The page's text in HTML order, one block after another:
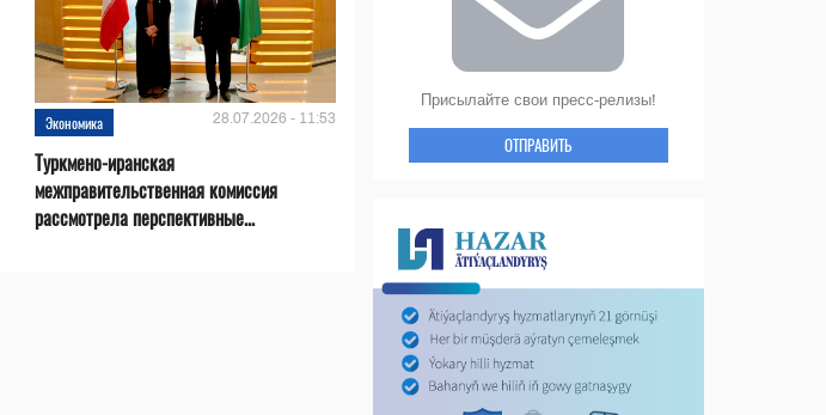
Экономика 28.07.2026 - 11:53
Туркмено-иранская
межправительственная комиссия
рассмотрела перспективные...
Присылайте свои пресс-релизы!
ОТПРАВИТЬ